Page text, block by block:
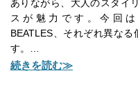
ありながら、大人のスタイ
スが魅力です。今回は
BEATLES、それぞれ異な
す。…
続きを読む≫